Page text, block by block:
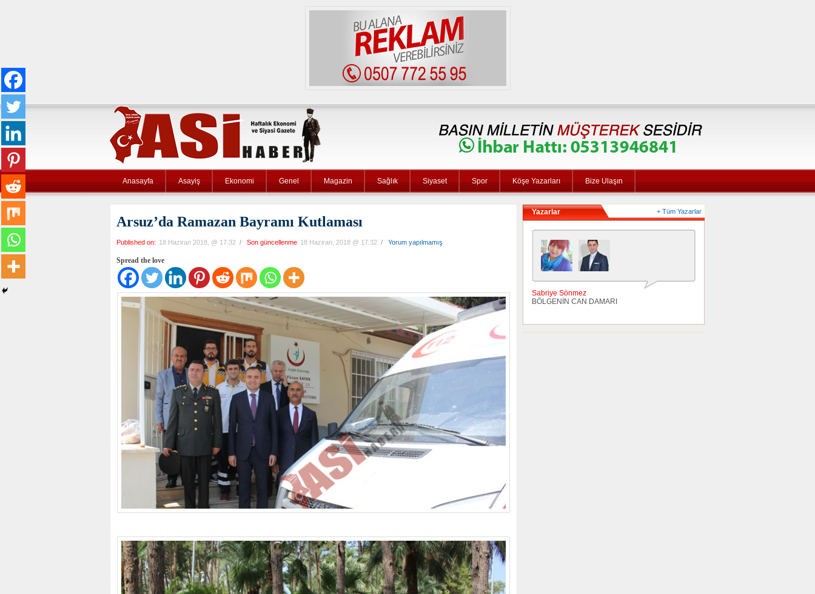
Anasayfa Asayiş Ekonomi Genel Magazin Sağlık Siyaset Spor Köşe Yazarları Bize Ulaşın
Arsuz’da Ramazan Bayramı Kutlaması
Published on: 18 Haziran 2018, @ 17:32 / Son güncellenme 18 Haziran, 2018 @ 17:32 / Yorum yapılmamış
Spread the love
Yazarlar + Tüm Yazarlar
Sabriye Sönmez
BÖLGENİN CAN DAMARI